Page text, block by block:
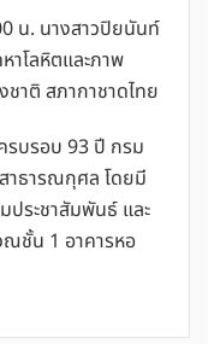
น. นางสาวปิยนันท์
าโลหิตและภาพ
าติ สภากาชาดไทย
รบรอบ 93 ปี กรม
าธารณกุศล โดยมี
ระชาสัมพันธ์ และ
ชั้น 1 อาคารหอ